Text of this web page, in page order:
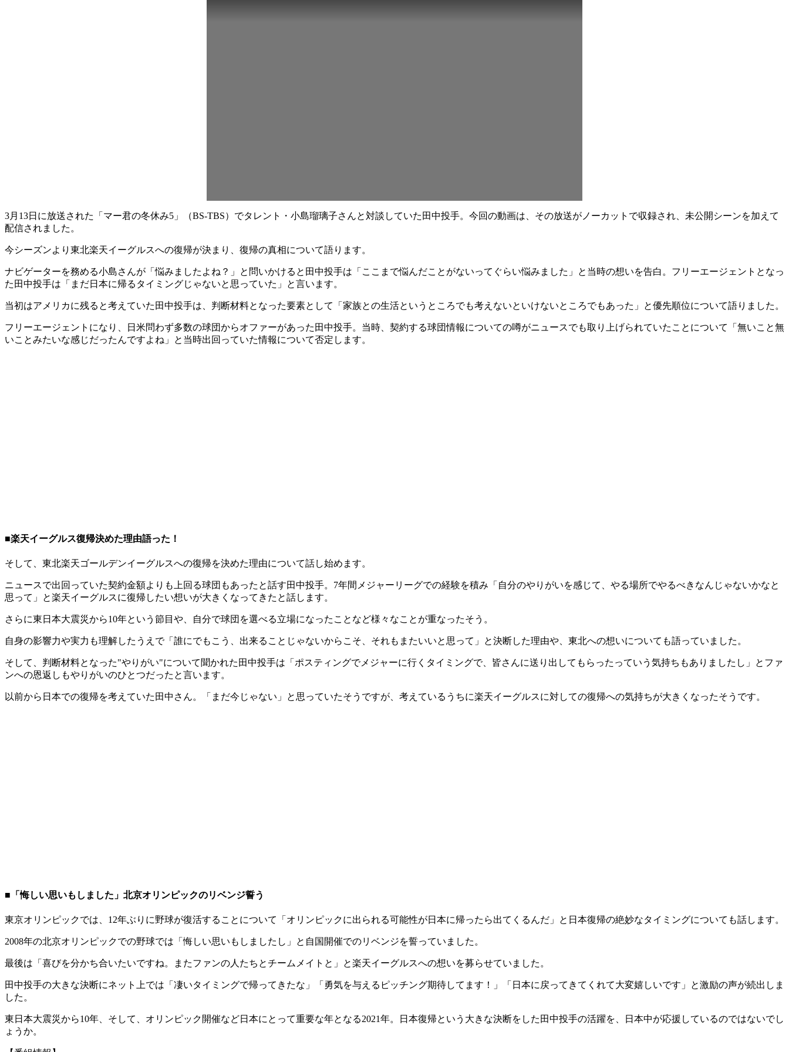
3月13日に放送された「マー君の冬休み5」（BS-TBS）でタレント・小島瑠璃子さんと対談していた田中投手。今回の動画は、その放送がノーカットで収録され、未公開シーンを加えて
配信されました。
今シーズンより東北楽天イーグルスへの復帰が決まり、復帰の真相について語ります。
ナビゲーターを務める小島さんが「悩みましたよね？」と問いかけると田中投手は「ここまで悩んだことがないってぐらい悩みました」と当時の想いを告白。フリーエージェントとなっ
た田中投手は「まだ日本に帰るタイミングじゃないと思っていた」と言います。
当初はアメリカに残ると考えていた田中投手は、判断材料となった要素として「家族との生活というところでも考えないといけないところでもあった」と優先順位について語りました。
フリーエージェントになり、日米問わず多数の球団からオファーがあった田中投手。当時、契約する球団情報についての噂がニュースでも取り上げられていたことについて「無いこと無
いことみたいな感じだったんですよね」と当時出回っていた情報について否定します。
■楽天イーグルス復帰決めた理由語った！
そして、東北楽天ゴールデンイーグルスへの復帰を決めた理由について話し始めます。
ニュースで出回っていた契約金額よりも上回る球団もあったと話す田中投手。7年間メジャーリーグでの経験を積み「自分のやりがいを感じて、やる場所でやるべきなんじゃないかなと
思って」と楽天イーグルスに復帰したい想いが大きくなってきたと話します。
さらに東日本大震災から10年という節目や、自分で球団を選べる立場になったことなど様々なことが重なったそう。
自身の影響力や実力も理解したうえで「誰にでもこう、出来ることじゃないからこそ、それもまたいいと思って」と決断した理由や、東北への想いについても語っていました。
そして、判断材料となった"やりがい"について聞かれた田中投手は「ポスティングでメジャーに行くタイミングで、皆さんに送り出してもらったっていう気持ちもありましたし」とファ
ンへの恩返しもやりがいのひとつだったと言います。
以前から日本での復帰を考えていた田中さん。「まだ今じゃない」と思っていたそうですが、考えているうちに楽天イーグルスに対しての復帰への気持ちが大きくなったそうです。
■「悔しい思いもしました」北京オリンピックのリベンジ誓う
東京オリンピックでは、12年ぶりに野球が復活することについて「オリンピックに出られる可能性が日本に帰ったら出てくるんだ」と日本復帰の絶妙なタイミングについても話します。
2008年の北京オリンピックでの野球では「悔しい思いもしましたし」と自国開催でのリベンジを誓っていました。
最後は「喜びを分かち合いたいですね。またファンの人たちとチームメイトと」と楽天イーグルスへの想いを募らせていました。
田中投手の大きな決断にネット上では「凄いタイミングで帰ってきたな」「勇気を与えるピッチング期待してます！」「日本に戻ってきてくれて大変嬉しいです」と激励の声が続出しま
した。
東日本大震災から10年、そして、オリンピック開催など日本にとって重要な年となる2021年。日本復帰という大きな決断をした田中投手の活躍を、日本中が応援しているのではないでし
ょうか。